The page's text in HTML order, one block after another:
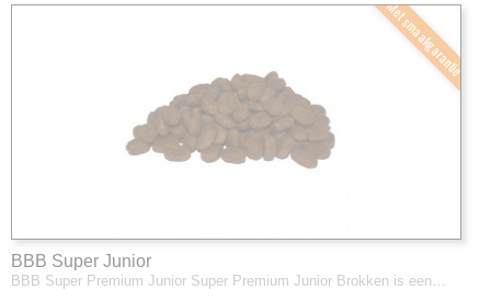
Met smaakgarantie
BBB Super Junior
BBB Super Premium Junior Super Premium Junior Brokken is een…